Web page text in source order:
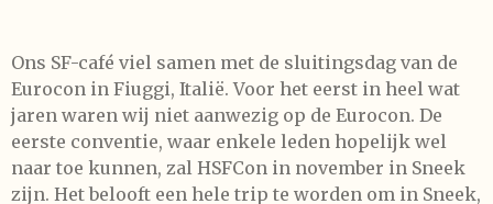
Ons SF-café viel samen met de sluitingsdag van de
Eurocon in Fiuggi, Italië. Voor het eerst in heel wat
jaren waren wij niet aanwezig op de Eurocon. De
eerste conventie, waar enkele leden hopelijk wel
naar toe kunnen, zal HSFCon in november in Sneek
zijn. Het belooft een hele trip te worden om in Sneek,